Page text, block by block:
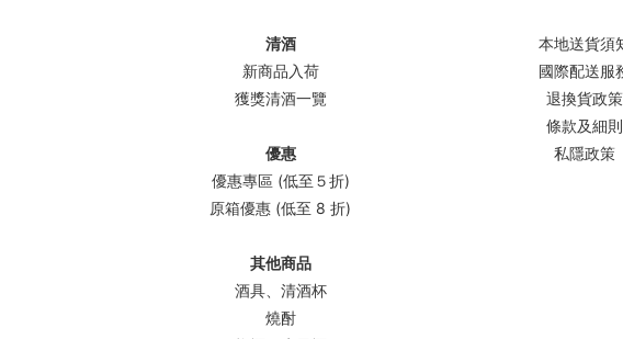
清酒
新商品入荷
獲獎清酒一覽
優惠
優惠專區 (低至５折)
原箱優惠 (低至 8 折)
其他商品
酒具、清酒杯
燒酎
本地送貨須
國際配送服
退換貨政策
條款及細則
私隱政策